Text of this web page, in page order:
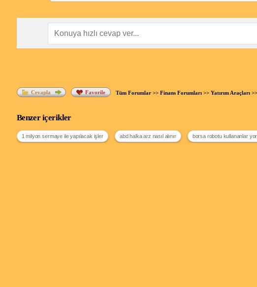
Cevapla Favorile Tüm Forumlar>> Finans Forumları>> Yatırım Araçları>>
Benzer içerikler
1 milyon sermaye ile yapılacak işler abd halka arz nasıl alınır borsa robotu kullananlar